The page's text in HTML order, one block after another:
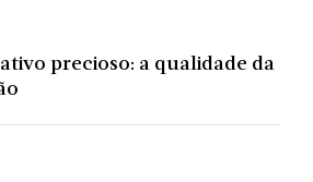
precioso: a qualidade da